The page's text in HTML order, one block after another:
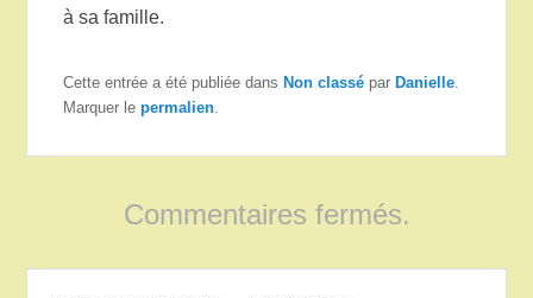
à sa famille.
Cette entrée a été publiée dans Non classé par Danielle.
Marquer lepermalien.
Commentaires fermés.